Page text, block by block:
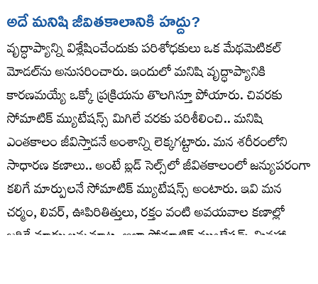
అదే మనిషి జీవితకాలానికి హద్దు?
వృద్ధాప్యాన్ని విశ్లేషించేందుకు పరిశోధకులు ఒక మేథమెటికల్‌
మోడల్‌ను అనుసరించారు. ఇందులో మనిషి వృద్ధాప్యానికి
కారణమయ్యే ఒక్కో ప్రక్రియను తొలగిస్తూ పోయారు. చివరకు
సోమాటిక్‌ మ్యుటేషన్స్‌ మిగిలే వరకు పరిశీలించి.. మనిషి
ఎంతకాలం జీవిస్తాడనే అంశాన్ని లెక్కగట్టారు. మన శరీరంలోని
సాధారణ కణాలు.. అంటే బ్లడ్‌ సెల్స్‌లో జీవితకాలంలో జన్యుపరంగా
కలిగే మార్పులనే సోమాటిక్‌ మ్యుటేషన్స్‌ అంటారు. ఇవి మన
చర్మం, లివర్‌, ఊపిరితిత్తులు, రక్తం వంటి అవయవాల కణాల్లో
జరిగే మార్పులన్నమాట. అలా సోమాటిక్‌ మ్యుటేషన్స్‌ మినహా